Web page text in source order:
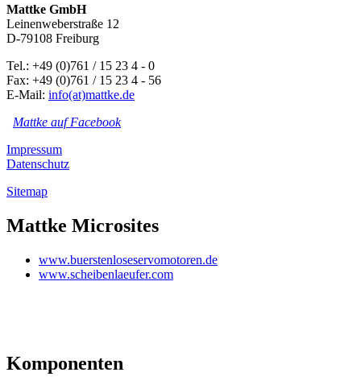
Mattke GmbH
Leinenweberstraße 12
D-79108 Freiburg
Tel.: +49 (0)761 / 15 23 4 - 0
Fax: +49 (0)761 / 15 23 4 - 56
E-Mail: info(at)mattke.de
Mattke auf Facebook
Impressum
Datenschutz
Sitemap
Mattke Microsites
www.buerstenloseservomotoren.de
www.scheibenlaeufer.com
Komponenten